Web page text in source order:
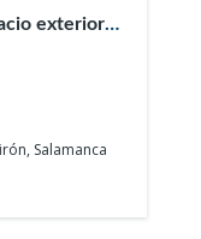
exterior
Salamanca